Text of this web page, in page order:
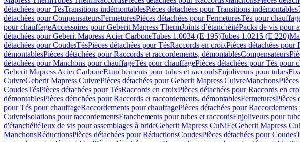
détachées pour TésTransitions indémontablesPièces détachées pour Transitions indémontables
détachées pour CompensateursFermeturesPièces détachées pour FermeturesTés pour
pour chauffageAccessoires pour Geberit Mapress ThermJoints d’étanchéitéPacks de vis pour
détachées pour Geberit Mapress Acier CarboneTubes 1.0034 (E 195)Tubes 1.0215 (E 220)
détachées pour CoudesTésPièces détachées pour TésRaccords en croixPièces détachées pour
démontablesPièces détachées pour Raccords et raccordements, démontablesCompensateurs
détachées pour Manchons pour chauffageTés pour chauffagePièces détachées pour Tés pour
Geberit Mapress Acier CarboneEtanchements pour tubes et raccordsEnjoliveurs pour tubes
CuivreGeberit Mapress CuivrePièces détachées pour Geberit Mapress CuivreManchons
CoudesTésPièces détachées pour TésRaccords en croixPièces détachées pour Raccords en
démontablesPièces détachées pour Raccords et raccordements, démontablesFermeturesPièces
pour Tés pour chauffageRaccordements pour chauffagePièces détachées pour
CuivreIsolations pour raccordementsEtanchements pour tubes et raccordsEnjoliveurs pour
d'étanchéitéJeux de vis pour assemblages à brideGeberit Mapress CuNiFeGeberit Mapress
ManchonsRéductionsPièces détachées pour RéductionsCoudesPièces détachées pour Coudes